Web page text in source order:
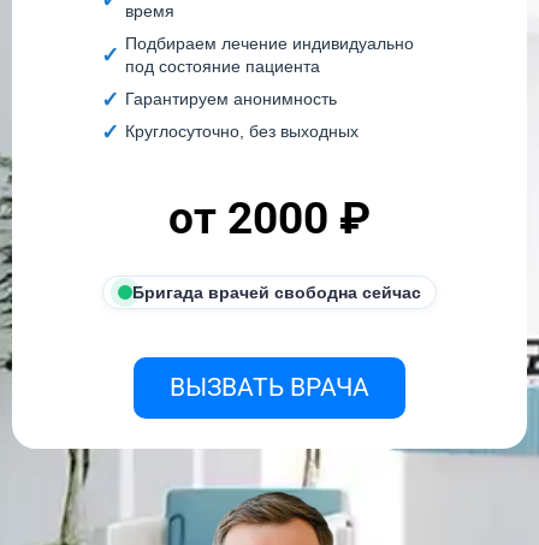
время
Подбираем лечение индивидуально
под состояние пациента
Гарантируем анонимность
Круглосуточно, без выходных
от 2000 ₽
Бригада врачей свободна сейчас
ВЫЗВАТЬ ВРАЧА